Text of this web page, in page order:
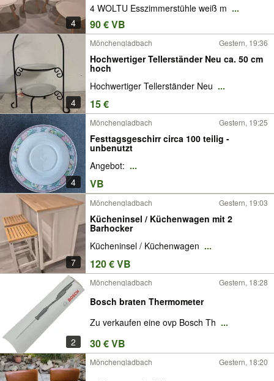
4
4 WOLTU Esszimmerstühle weiß m ...
90 € VB
4
Mönchengladbach Gestern, 19:36
Hochwertiger Tellerständer Neu ca. 50 cm
hoch
Hochwertiger Tellerständer Neu ...
15 €
4
Mönchengladbach Gestern, 19:25
Festtagsgeschirr circa 100 teilig -
unbenutzt
Angebot: ...
VB
7
Mönchengladbach Gestern, 19:03
Kücheninsel / Küchenwagen mit 2
Barhocker
Kücheninsel / Küchenwagen ...
120 € VB
2
Mönchengladbach Gestern, 18:28
Bosch braten Thermometer
Zu verkaufen eine ovp Bosch Th ...
30 € VB
Mönchengladbach Gestern, 18:20